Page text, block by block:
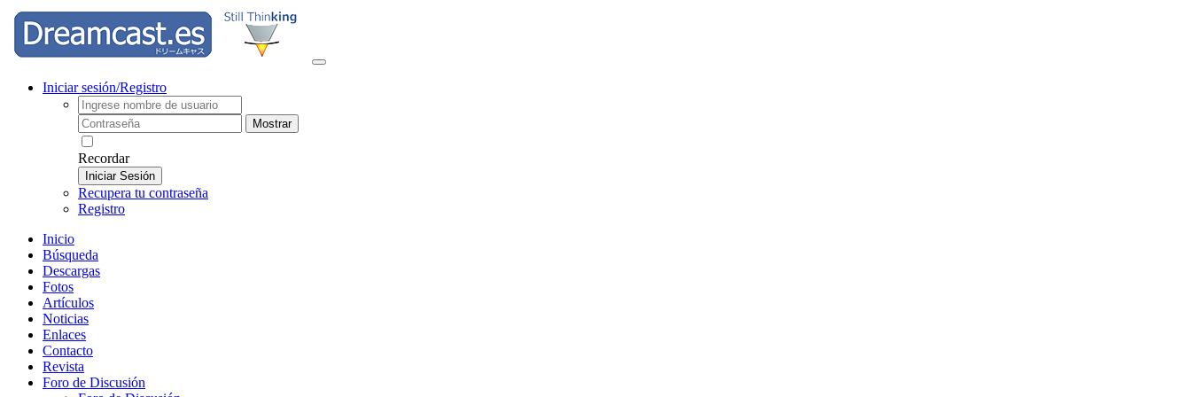
Iniciar sesión/Registro
Mostrar
Recordar
Iniciar Sesión
Recupera tu contraseña
Registro
Inicio
Búsqueda
Descargas
Fotos
Artículos
Noticias
Enlaces
Contacto
Revista
Foro de Discusión